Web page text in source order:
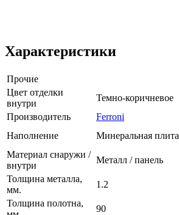
Характеристики
Прочие
Цвет отделки
внутри
Темно-коричневое
Производитель
Ferroni
Наполнение
Минеральная плита
Материал снаружи /
внутри
Металл / панель
Толщина металла,
мм.
1.2
Толщина полотна,
90